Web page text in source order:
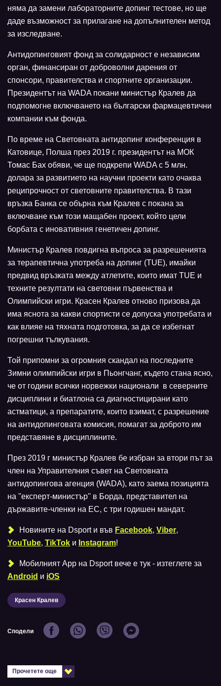
няма да замени лабораторните допинг тестове, но ще
даде възможност за прилагане на допълнителен метод
за изследване.
Антидопинговият фонд за солидарност е независим
орган, финансиран от доброволни дарения от
спонсори, правителства и спортните организации.
Президентът на WADA покани министър Кралев да
подпомогне включването на български фармацевтични
компании към фонда.
По време на Световната антидопинг конференция в
Катовице, Полша през 2019 г. президентът на МОК
Томас Бах обяви, че ще подкрепи WADA с 5 млн.
долара за развитието на научни проекти като очаква
реципрочност от световните правителства. В тази
връзка Банка се обърна към Кралев с покана за
включване към този мащабен проект, който цели
борбата с иновативния генетичен допинг.
Министър Кралев повдигна въпроса за разрешенията
за терапевтична употреба на допинг (TUE), имайки
предвид връзката между атлетите, които имат TUE и
техните резултати на световни първенства и
Олимпийски игри. Красен Кралев отново призова да
има яснота за какви спортисти се допуска употребата и
как влияе на тяхната подготовка, за да се избегнат
погрешни тълкувания.
Той припомни за огромния скандал на последните
Зимни олимпийски игри в Пьонгчанг, където стана ясно,
че от години всички норвежки национали в северните
дисциплини и биатлона са диагностицирани като
астматици, а препаратите, които взимат, с разрешение
на антидопинговата комисия, помагат за доброто им
представяне в дисциплините.
През 2019 г министър Кралев бе избран за втори път за
член на Управителния съвет на Световната
антидопингова агенция (WADA), като заема позицията
на ''експерт-министър'' в Борда, представител на
държавите-членки на ЕС, с три годишен мандат.
Новините на Dsport и във Facebook, Viber,
YouTube, TikTok и Instagram!
Мобилният Аpp на Dsport вече е тук - изтеглете за
Android и iOS
Красен Кралев
Сподели
Прочетете още